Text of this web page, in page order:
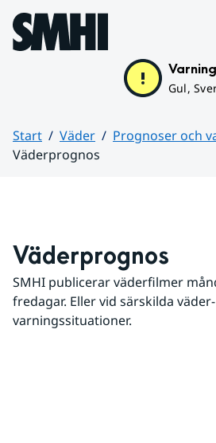
Hoppa till sidans innehåll
Varning
Gul,
Start Väder
Prognoser och
Väderprognos
Väderprognos
SMHI publicerar väderfilmer
fredagar. Eller vid särskilda
varningssituationer.